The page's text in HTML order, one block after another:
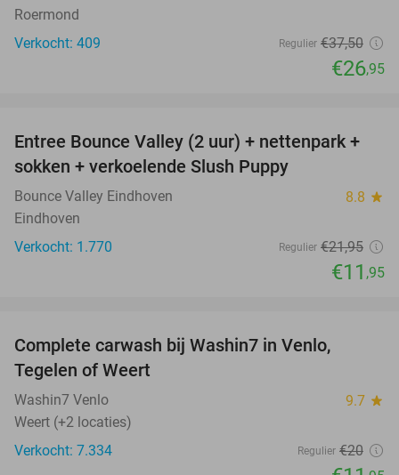
Roermond
Verkocht: 409
Regulier €37,50
€26,95
46%
Entree Bounce Valley (2 uur) + nettenpark +
sokken + verkoelende Slush Puppy
Bounce Valley Eindhoven 8.8 star
Eindhoven
Verkocht: 1.770
Regulier €21,95
€11 ,95
Complete carwash bij Washin7 in Venlo,
Tegelen of Weert
Washin7 Venlo 9.7 star
Weert (+2 locaties)
Verkocht: 7.334
Regulier €20